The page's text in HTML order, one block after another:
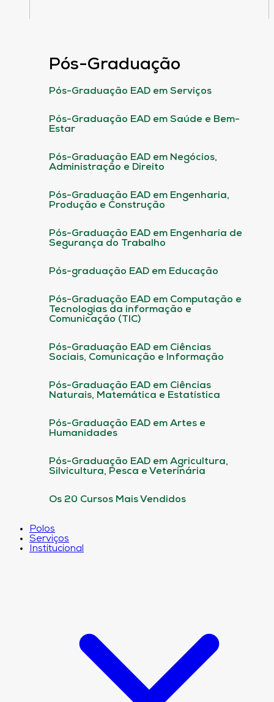
Pós-Graduação
Pós-Graduação EAD em Serviços
Pós-Graduação EAD em Saúde e Bem-
Estar
Pós-Graduação EAD em Negócios,
Administração e Direito
Pós-Graduação EAD em Engenharia,
Produção e Construção
Pós-Graduação EAD em Engenharia de
Segurança do Trabalho
Pós-graduação EAD em Educação
Pós-Graduação EAD em Computação e
Tecnologias da informação e
Comunicação (TIC)
Pós-Graduação EAD em Ciências
Sociais, Comunicação e Informação
Pós-Graduação EAD em Ciências
Naturais, Matemática e Estatística
Pós-Graduação EAD em Artes e
Humanidades
Pós-Graduação EAD em Agricultura,
Silvicultura, Pesca e Veterinária
Os 20 Cursos Mais Vendidos
Polos
Serviços
Institucional